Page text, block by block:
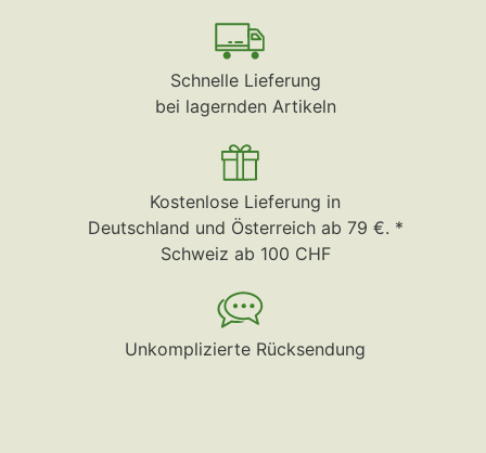
Schnelle Lieferung
bei lagernden Artikeln
Kostenlose Lieferung in
Deutschland und Österreich ab 79 €. *
Schweiz ab 100 CHF
Unkomplizierte Rücksendung